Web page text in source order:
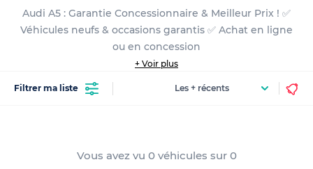
Audi A5 : Garantie Concessionnaire & Meilleur Prix ! ✅
Véhicules neufs & occasions garantis ✅ Achat en ligne
ou en concession
+ Voir plus
Filtrer ma liste
Vous avez vu 0 véhicules sur 0